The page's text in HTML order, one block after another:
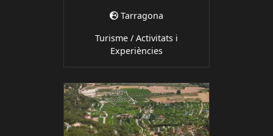
Tarragona
Turisme / Activitats i
Experiències